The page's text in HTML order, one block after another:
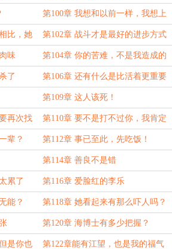
第100章 我想和以前一样，我想上
幼儿园
比，她 第102章 战斗才是最好的进步方式
味 第104章 你的苦难，不是我造成的
了 第106章 还有什么是比活着更重要
的？
第109章 这人该死！
再次找 第110章 要不是打不过你，我肯定
打你一顿
辈？ 第112章 事已至此，先吃饭！
第114章 善良不是错
累了 第116章 爱脸红的李乐
能？ 第118章 她看起来有那么吓人吗？
第120章 海博士有多少把握？
是你也 第122章能有江望，也是我的福气